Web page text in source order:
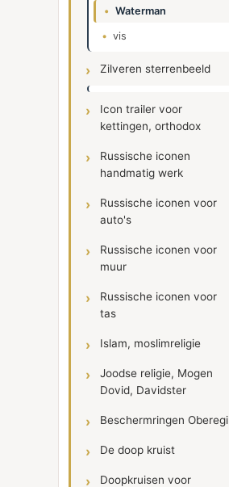
Waterman
vis
Zilveren sterrenbeeld
Icon trailer voor
kettingen, orthodox
Russische iconen
handmatig werk
Russische iconen voor
auto's
Russische iconen voor
muur
Russische iconen voor
tas
Islam, moslimreligie
Joodse religie, Mogen
Dovid, Davidster
Beschermringen Oberegi
De doop kruist
Doopkruisen voor